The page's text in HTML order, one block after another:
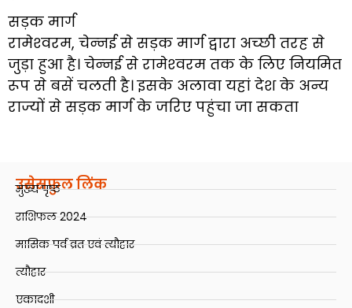
सड़क मार्ग
रामेश्‍वरम, चेन्‍नई से सड़क मार्ग द्वारा अच्‍छी तरह से
जुड़ा हुआ है। चेन्‍नई से रामेश्‍वरम तक के लिए नियमित
रूप से बसें चलती है। इसके अलावा यहां देश के अन्य
राज्यों से सड़क मार्ग के जरिए पहुंचा जा सकता
उसेसफ़ुल लिंक
मुख्य पृष्ठ
राशिफल 2024
मासिक पर्व व्रत एवं त्यौहार
त्यौहार
एकादशी